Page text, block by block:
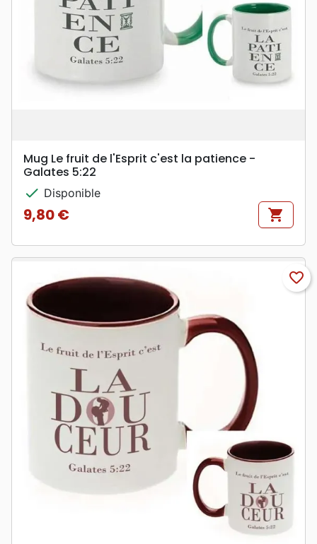
Mug Le fruit de l'Esprit c'est la patience -
Galates 5:22
check Disponible
Prix
9,80 € shopping_cart
favorite_border